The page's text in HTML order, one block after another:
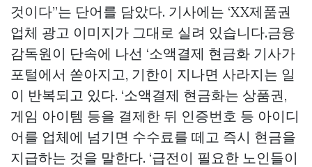
것이다”는 단어를 담았다. 기사에는 ‘XX제품권
업체 광고 이미지가 그대로 실려 있습니다.금융
감독원이 단속에 나선 ‘소액결제 현금화 기사가
포털에서 쏟아지고, 기한이 지나면 사라지는 일
이 반복되고 있다. ‘소액결제 현금화는 상품권,
게임 아이템 등을 결제한 뒤 인증번호 등 아이디
어를 업체에 넘기면 수수료를 떼고 즉시 현금을
지급하는 것을 말한다. ‘급전이 필요한 노인들이